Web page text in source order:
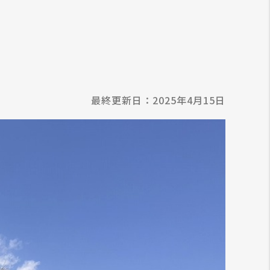
最終更新日：2025年4月15日